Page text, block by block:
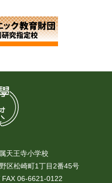
天王寺小学校
区松崎町1丁目2番45号
06-6621-0122